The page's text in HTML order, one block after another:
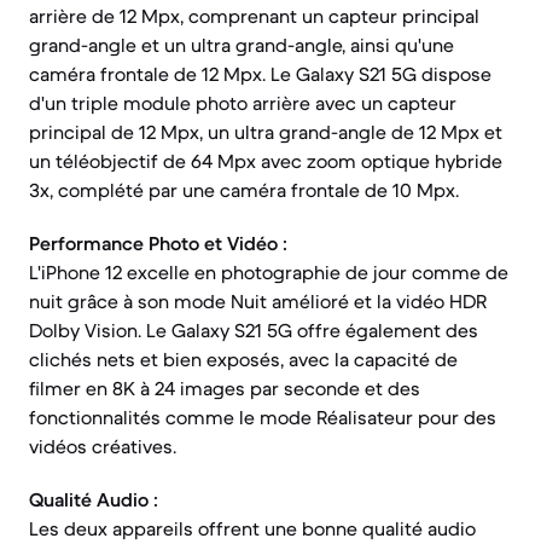
arrière de 12 Mpx, comprenant un capteur principal
grand-angle et un ultra grand-angle, ainsi qu'une
caméra frontale de 12 Mpx. Le Galaxy S21 5G dispose
d'un triple module photo arrière avec un capteur
principal de 12 Mpx, un ultra grand-angle de 12 Mpx et
un téléobjectif de 64 Mpx avec zoom optique hybride
3x, complété par une caméra frontale de 10 Mpx.
Performance Photo et Vidéo :
L'iPhone 12 excelle en photographie de jour comme de
nuit grâce à son mode Nuit amélioré et la vidéo HDR
Dolby Vision. Le Galaxy S21 5G offre également des
clichés nets et bien exposés, avec la capacité de
filmer en 8K à 24 images par seconde et des
fonctionnalités comme le mode Réalisateur pour des
vidéos créatives.
Qualité Audio :
Les deux appareils offrent une bonne qualité audio